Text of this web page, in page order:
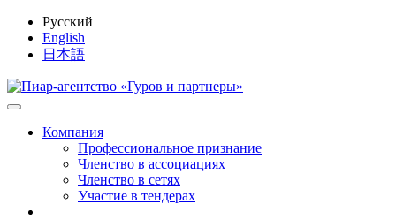
Русский
English
日本語
Компания
Профессиональное признание
Членство в ассоциациях
Членство в сетях
Участие в тендерах